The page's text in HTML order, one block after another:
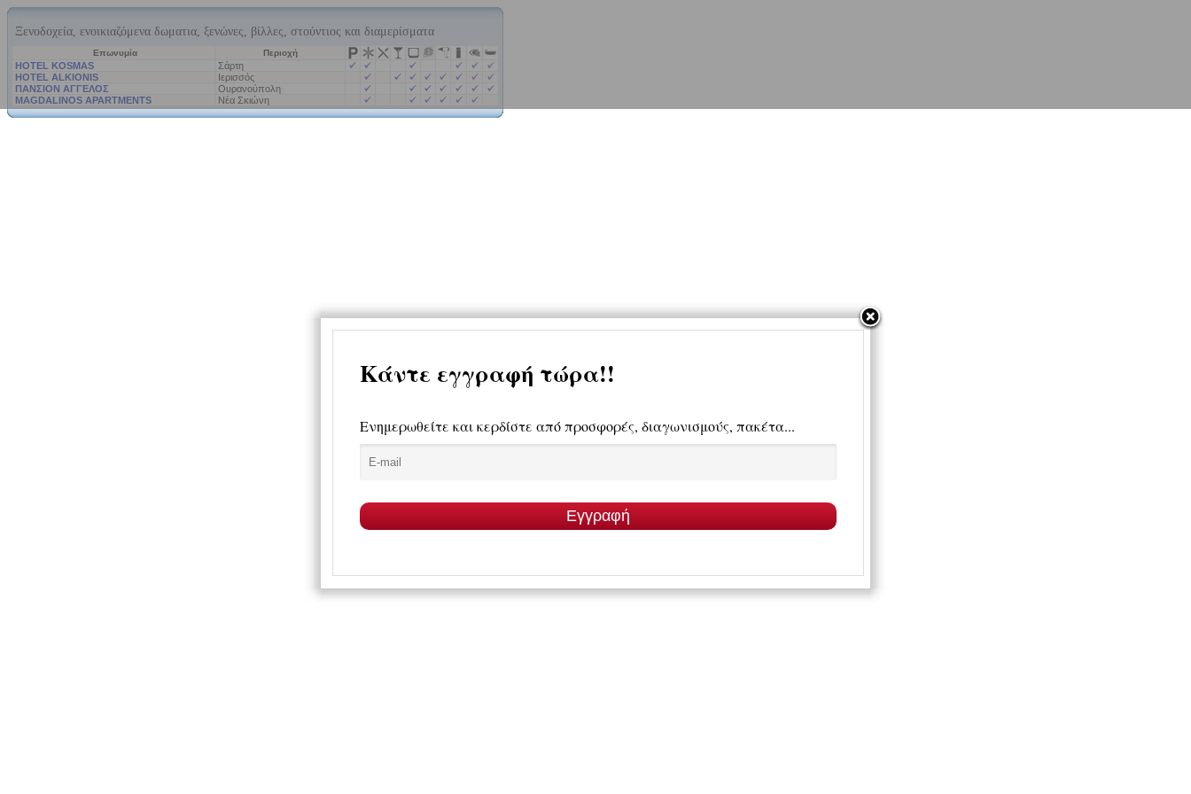
Ξενοδοχεία, ενοικιαζόμενα δωματια, ξενώνες, βίλλες, στούντιος και διαμερίσματα
Επωνυμία Περιοχή
HOTEL KOSMAS
Σάρτη
HOTEL ALKIONIS
Ιερισσός
ΠΑΝΣΙΟΝ ΑΓΓΕΛΟΣ
Ουρανούπολη
MAGDALINOS APARTMENTS
Νέα Σκιώνη